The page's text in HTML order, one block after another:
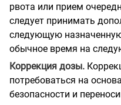
рвота или прием
следует принимать
следующую
обычное время на
Коррекция дозы.
потребоваться на
безопасности и